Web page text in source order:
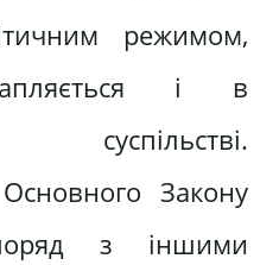
режимом,
і в
суспільстві.
Закону
з іншими